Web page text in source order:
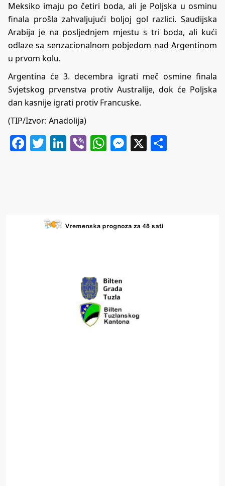
Meksiko imaju po četiri boda, ali je Poljska u osminu
finala prošla zahvaljujući boljoj gol razlici. Saudijska
Arabija je na posljednjem mjestu s tri boda, ali kući
odlaze sa senzacionalnom pobjedom nad Argentinom
u prvom kolu.
Argentina će 3. decembra igrati meč osmine finala
Svjetskog prvenstva protiv Australije, dok će Poljska
dan kasnije igrati protiv Francuske.
(TIP/Izvor: Anadolija)
Facebook
Twitter
LinkedIn
ViberWhatsApp
Messenger
X